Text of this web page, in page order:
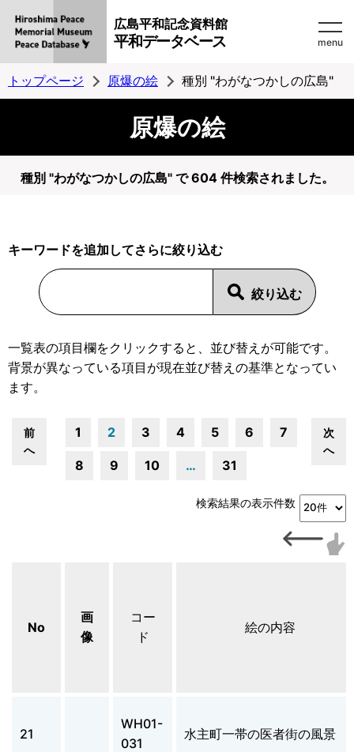
広島平和記念資料館
平和データベース menu
トップページ 原爆の絵 種別 "わがなつかしの広島"
原爆の絵
種別 "わがなつかしの広島" で 604 件検索されました。
キーワードを追加してさらに絞り込む
一覧表の項目欄をクリックすると、並び替えが可能です。
背景が異なっている項目が現在並び替えの基準となってい
ます。
前
へ
1 2 3 4 5 6 7
8 9 10 … 31
次
へ
検索結果の表示件数
No
画
像
コー
ド
絵の内容
21
WH01-
031
水主町一帯の医者街の風景